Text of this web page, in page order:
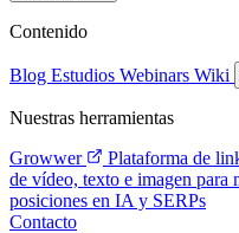
Contenido
Blog Estudios Webinars Wiki
Nuestras herramientas
Growwer
Plataforma de
de vídeo, texto e imagen para
posiciones en IA y SERPs
Contacto